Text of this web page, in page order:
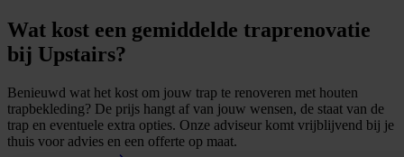
Wat kost een gemiddelde traprenovatie
bij Upstairs?
Benieuwd wat het kost om jouw trap te renoveren met houten
trapbekleding? De prijs hangt af van jouw wensen, de staat van de
trap en eventuele extra opties. Onze adviseur komt vrijblijvend bij je
thuis voor advies en een offerte op maat.